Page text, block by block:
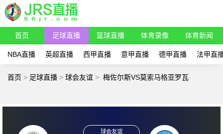
首页 足球直播 篮球直播 体育录像 体育新闻
NBA直播 英超直播 西甲直播 意甲直播 德甲直播 法甲直
首页 > 足球直播 > 球会友谊 > 梅佐尔斯VS莫索马格亚罗瓦